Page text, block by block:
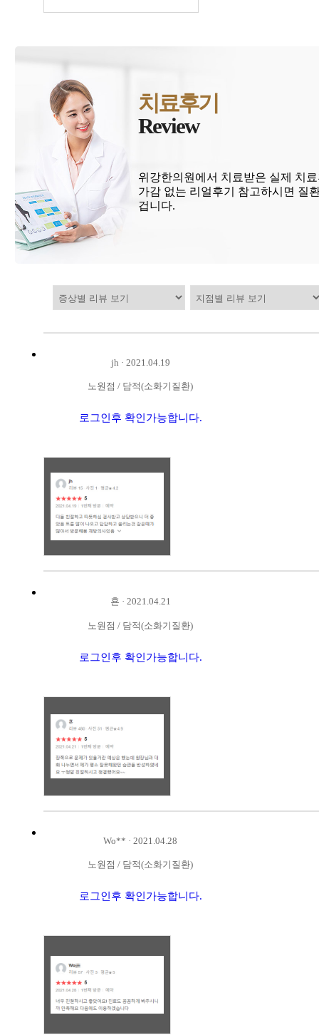
치료후기
Review
위강한의원에서 치료받은 실제 치
가감 없는 리얼후기 참고하시면 질
겁니다.
jh · 2021.04.19
노원점 / 담적(소화기질환)
로그인후 확인가능합니다.
횬 · 2021.04.21
노원점 / 담적(소화기질환)
로그인후 확인가능합니다.
Wo** · 2021.04.28
노원점 / 담적(소화기질환)
로그인후 확인가능합니다.